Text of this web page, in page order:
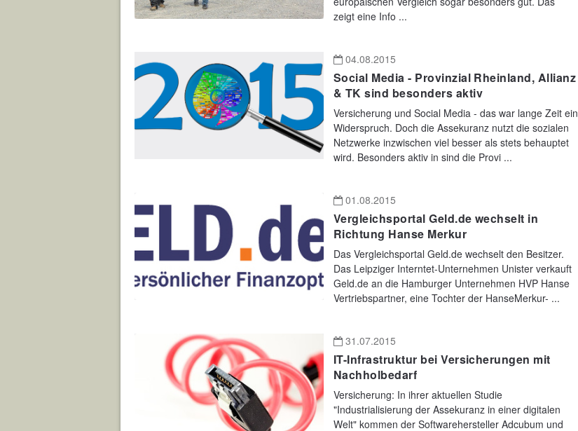
zeigt eine Info ...
04.08.2015
Social Media - Provinzial Rheinland, Allianz
& TK sind besonders aktiv
Versicherung und Social Media - das war lange Zeit ein
Widerspruch. Doch die Assekuranz nutzt die sozialen
Netzwerke inzwischen viel besser als stets behauptet
wird. Besonders aktiv in sind die Provi ...
01.08.2015
Vergleichsportal Geld.de wechselt in
Richtung Hanse Merkur
Das Vergleichsportal Geld.de wechselt den Besitzer.
Das Leipziger Interntet-Unternehmen Unister verkauft
Geld.de an die Hamburger Unternehmen HVP Hanse
Vertriebspartner, eine Tochter der HanseMerkur- ...
31.07.2015
IT-Infrastruktur bei Versicherungen mit
Nachholbedarf
Versicherung: In ihrer aktuellen Studie
"Industrialisierung der Assekuranz in einer digitalen
Welt" kommen der Softwarehersteller Adcubum und